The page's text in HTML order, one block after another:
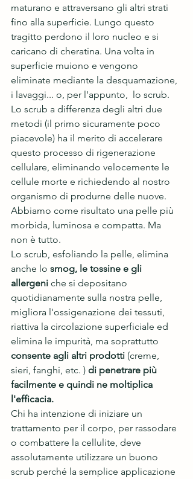
maturano e attraversano gli altri strati
fino alla superficie. Lungo questo
tragitto perdono il loro nucleo e si
caricano di cheratina. Una volta in
superficie muiono e vengono
eliminate mediante la desquamazione,
i lavaggi... o, per l'appunto,  lo scrub.
Lo scrub a differenza degli altri due
metodi (il primo sicuramente poco
piacevole) ha il merito di accelerare
questo processo di rigenerazione
cellulare, eliminando velocemente le
cellule morte e richiedendo al nostro
organismo di produrne delle nuove.
Abbiamo come risultato una pelle più
morbida, luminosa e compatta. Ma
non è tutto.
Lo scrub, esfoliando la pelle, elimina
anche lo smog, le tossine e gli
allergeni che si depositano
quotidianamente sulla nostra pelle,
migliora l'ossigenazione dei tessuti,
riattiva la circolazione superficiale ed
elimina le impurità, ma soprattutto
consente agli altri prodotti (creme,
sieri, fanghi, etc. ) di penetrare più
facilmente e quindi ne moltiplica
l'efficacia.
Chi ha intenzione di iniziare un
trattamento per il corpo, per rassodare
o combattere la cellulite, deve
assolutamente utilizzare un buono
scrub perché la semplice applicazione